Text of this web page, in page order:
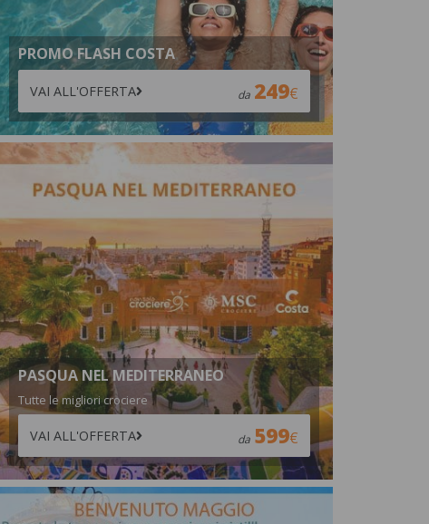
PROMO FLASH COSTA
VAI ALL'OFFERTA da 249
PASQUA NEL MEDITERRANEO
Tutte le migliori crociere
VAI ALL'OFFERTA da 599